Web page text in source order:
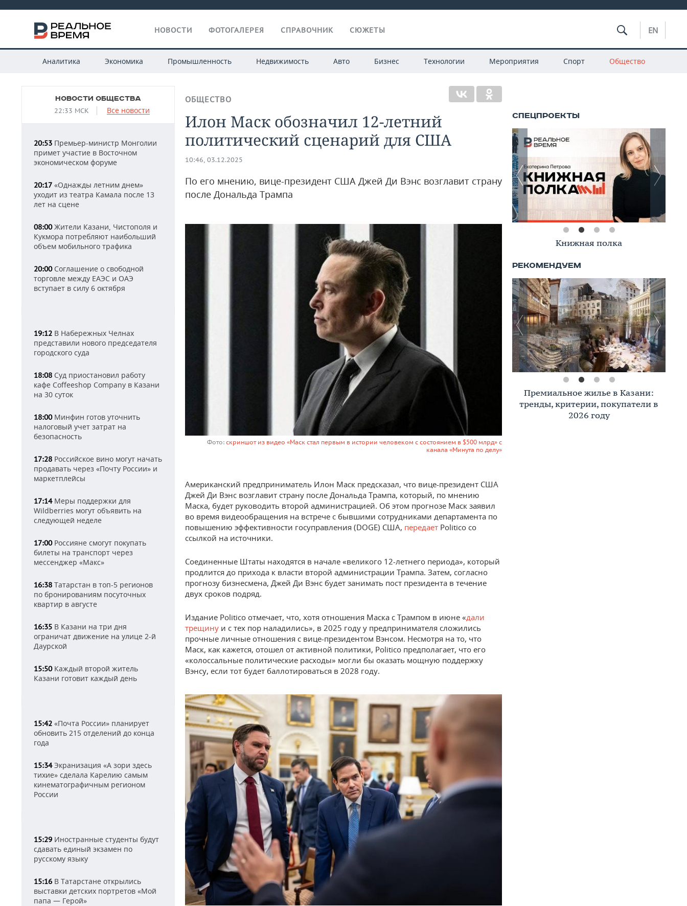
НОВОСТИ ФОТОГАЛЕРЕЯ СПРАВОЧНИК СЮЖЕТЫ EN
Аналитика Экономика Промышленность Недвижимость Авто Бизнес Технологии Мероприятия Спорт Общество
НОВОСТИ ОБЩЕСТВА
22:33 МСК Все новости
20:53 Премьер-министр Монголии
примет участие в Восточном
экономическом форуме
20:17 «Однажды летним днем»
уходит из театра Камала после 13
лет на сцене
08:00Жители Казани, Чистополя и
Кукмора потребляют наибольший
объем мобильного трафика
20:00Соглашение о свободной
торговле между ЕАЭС и ОАЭ
вступает в силу 6 октября
19:12 В Набережных Челнах
представили нового председателя
городского суда
18:08 Суд приостановил работу
кафе Coffeeshop Company в Казани
на 30 суток
18:00Минфин готов уточнить
налоговый учет затрат на
безопасность
17:28 Российское вино могут начать
продавать через «Почту России» и
маркетплейсы
17:14Меры поддержки для
Wildberries могут объявить на
следующей неделе
17:00Россияне смогут покупать
билеты на транспорт через
мессенджер «Макс»
16:38 Татарстан в топ-5 регионов
по бронированиям посуточных
квартир в августе
16:35 В Казани на три дня
ограничат движение на улице 2-й
Даурской
15:50Каждый второй житель
Казани готовит каждый день
15:42 «Почта России» планирует
обновить 215 отделений до конца
года
15:34Экранизация «А зори здесь
тихие» сделала Карелию самым
кинематографичным регионом
России
15:29 Иностранные студенты будут
сдавать единый экзамен по
русскому языку
15:16 В Татарстане открылись
выставки детских портретов «Мой
папа — Герой»
ОБЩЕСТВО
Илон Маск обозначил 12-летний
политический сценарий для США
10:46, 03.12.2025
По его мнению, вице-президент США Джей Ди Вэнс возглавит страну
после Дональда Трампа
Фото: скриншот из видео «Маск стал первым в истории человеком с состоянием в $500 млрд» с
канала «Минута по делу»
Американский предприниматель Илон Маск предсказал, что вице-президент США
Джей Ди Вэнс возглавит страну после Дональда Трампа, который, по мнению
Маска, будет руководить второй администрацией. Об этом прогнозе Маск заявил
во время видеообращения на встрече с бывшими сотрудниками департамента по
повышению эффективности госуправления (DOGE) США, передает Politico со
ссылкой на источники.
Соединенные Штаты находятся в начале «великого 12-летнего периода», который
продлится до прихода к власти второй администрации Трампа. Затем, согласно
прогнозу бизнесмена, Джей Ди Вэнс будет занимать пост президента в течение
двух сроков подряд.
Издание Politico отмечает, что, хотя отношения Маска с Трампом в июне «дали
трещину и с тех пор наладились», в 2025 году у предпринимателя сложились
прочные личные отношения с вице-президентом Вэнсом. Несмотря на то, что
Маск, как кажется, отошел от активной политики, Politico предполагает, что его
«колоссальные политические расходы» могли бы оказать мощную поддержку
Вэнсу, если тот будет баллотироваться в 2028 году.
Книжная полка
Премиальное жилье в Казани:
тренды, критерии, покупатели в
2026 году